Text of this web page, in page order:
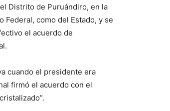
Distrito de Puruándiro, en la
como del Estado, y se
el acuerdo de
cuando el presidente era
firmó el acuerdo con el